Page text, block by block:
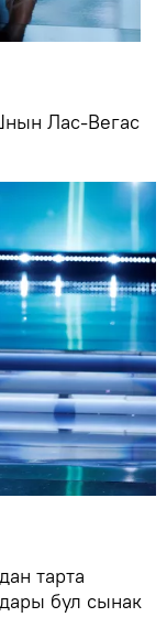
Лас-Вегас
тарта
бул сынак